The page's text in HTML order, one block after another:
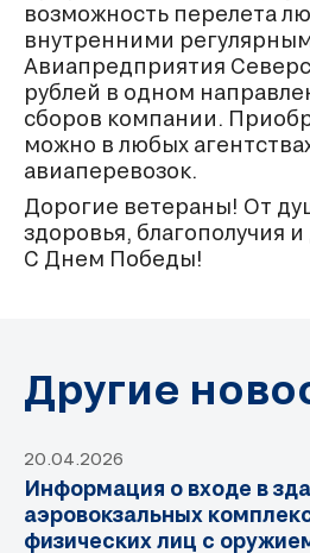
возможность перелета
внутренними
Авиапредприятия
рублей в одном
сборов компании.
можно в любых
авиаперевозок.
Дорогие ветераны! От
здоровья, благополучия
С Днем Победы!
Другие
20.04.2026
Информация о входе в
аэровокзальных
физических лиц с